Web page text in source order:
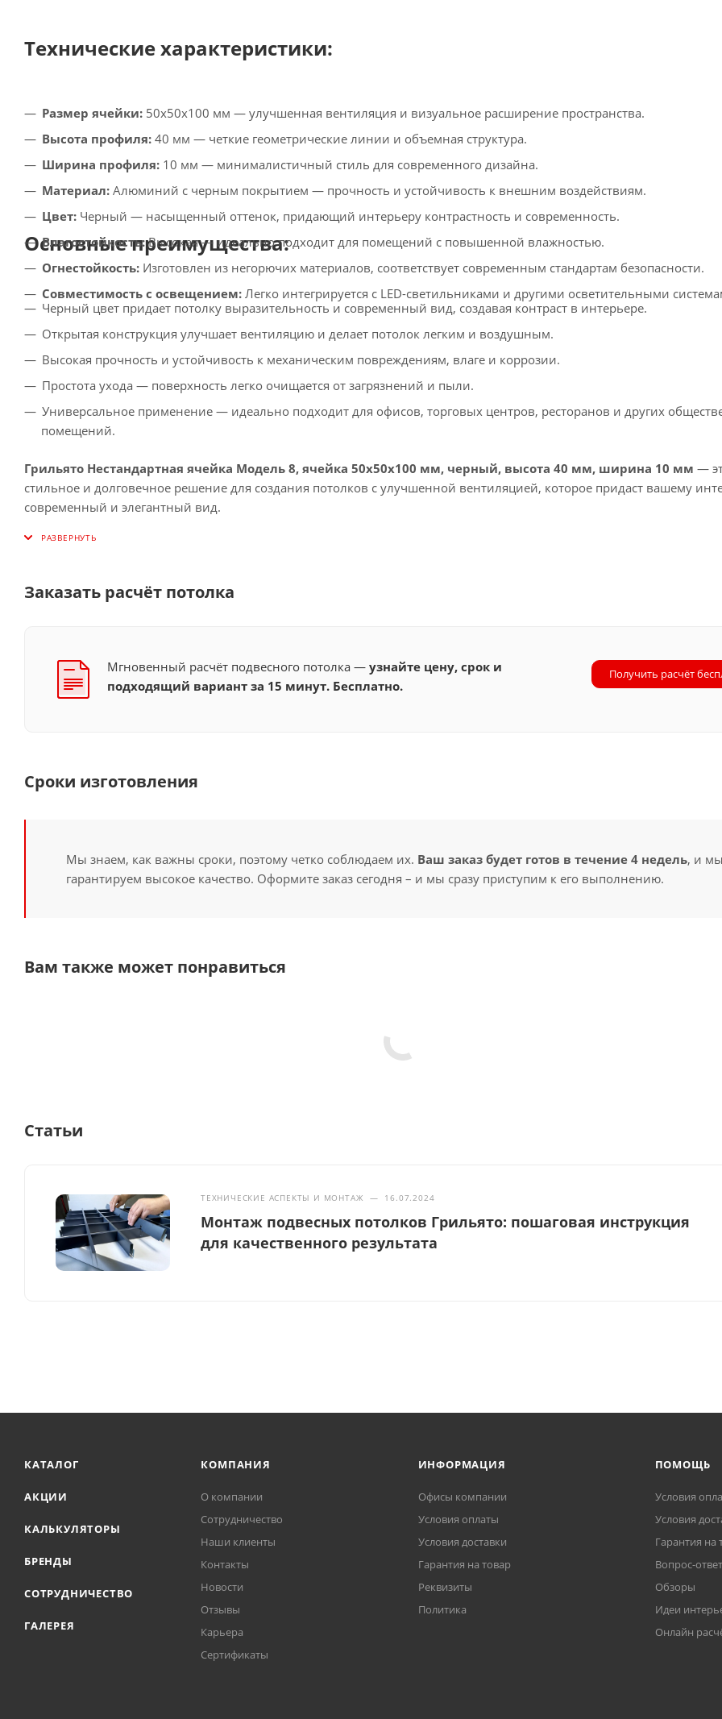
Технические характеристики:
Размер ячейки: 50х50х100 мм — улучшенная вентиляция и визуальное расширение пространства.
Высота профиля: 40 мм — четкие геометрические линии и объемная структура.
Ширина профиля: 10 мм — минималистичный стиль для современного дизайна.
Материал: Алюминий с черным покрытием — прочность и устойчивость к внешним воздействиям.
Цвет: Черный — насыщенный оттенок, придающий интерьеру контрастность и современность.
Влагостойкость:Высокая — идеально подходит для помещений с повышенной влажностью.
Огнестойкость: Изготовлен из негорючих материалов, соответствует современным стандартам безопасности.
Совместимость с освещением: Легко интегрируется с LED-светильниками и другими осветительными
Основные преимущества:
Черный цвет придает потолку выразительность и современный вид, создавая контраст в интерьере.
Открытая конструкция улучшает вентиляцию и делает потолок легким и воздушным.
Высокая прочность и устойчивость к механическим повреждениям, влаге и коррозии.
Простота ухода — поверхность легко очищается от загрязнений и пыли.
Универсальное применение — идеально подходит для офисов, торговых центров, ресторанов и других
помещений.
Грильято Нестандартная ячейка Модель 8, ячейка 50х50х100 мм, черный, высота 40 мм, ширина 10 мм —
стильное и долговечное решение для создания потолков с улучшенной вентиляцией, которое придаст вашему
современный и элегантный вид.
Заказать расчёт потолка
Мгновенный расчёт подвесного потолка —узнайте цену, срок и
подходящий вариант за 15 минут. Бесплатно.
Получить расчёт
Сроки изготовления
Мы знаем, как важны сроки, поэтому четко соблюдаем их. Ваш заказ будет готов в течение 4 недель, и мы
гарантируем высокое качество. Оформите заказ сегодня – и мы сразу приступим к его выполнению.
Вам также может понравиться
Статьи
ТЕХНИЧЕСКИЕ АСПЕКТЫ И МОНТАЖ — 16.07.2024
Монтаж подвесных потолков Грильято: пошаговая инструкция
для качественного результата
КАТАЛОГ
АКЦИИ
КАЛЬКУЛЯТОРЫ
БРЕНДЫ
СОТРУДНИЧЕСТВО
ГАЛЕРЕЯ
КОМПАНИЯ
О компании
Сотрудничество
Наши клиенты
Контакты
Новости
Отзывы
Карьера
Сертификаты
ИНФОРМАЦИЯ
Офисы компании
Условия оплаты
Условия доставки
Гарантия на товар
Реквизиты
Политика
ПОМОЩЬ
Условия
Условия
Гарантия на
Вопрос-ответ
Обзоры
Идеи
Онлайн